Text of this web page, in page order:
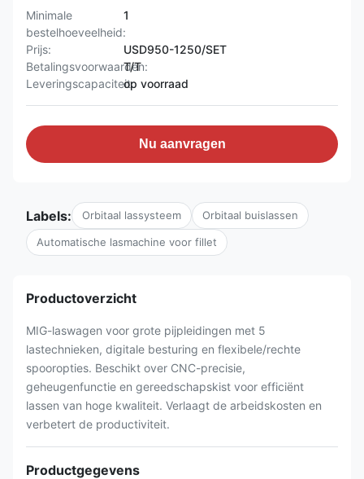
Minimale
bestelhoeveelheid:
1
Prijs:
USD950-1250/SET
Betalingsvoorwaarden:
T/T
Leveringscapaciteit:op voorraad
Nu aanvragen
Labels: Orbitaal lassysteem Orbitaal buislassen
Automatische lasmachine voor fillet
Productoverzicht
MIG-laswagen voor grote pijpleidingen met 5
lastechnieken, digitale besturing en flexibele/rechte
spooropties. Beschikt over CNC-precisie,
geheugenfunctie en gereedschapskist voor efficiënt
lassen van hoge kwaliteit. Verlaagt de arbeidskosten en
verbetert de productiviteit.
Productgegevens